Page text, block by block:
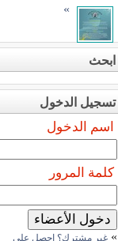
»
ابحث
تسجيل الدخول
اسم الدخول
كلمة المرور
» غير مشترك؟ احصل على